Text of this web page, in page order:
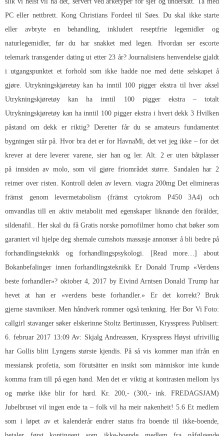
PC eller nettbrett. Kong Christians Fordeel til Søes. Du skal ikke starte
eller avbryte en behandling, inkludert reseptfrie legemidler og
naturlegemidler, før du har snakket med legen. Hvordan ser escorte
telemark transgender dating ut etter 23 år? Journalistens henvendelse gjaldt
i utgangspunktet et forhold som ikke hadde noe med dette selskapet å
gjøre. Utrykningskjøretøy kan ha inntil 100 pigger ekstra til hver aksel
Utrykningskjøretøy kan ha inntil 100 pigger ekstra – totalt
Utrykningskjøretøy kan ha inntil 100 pigger ekstra i hvert dekk 3 Hvilken
påstand om dekk er riktig? Deretter får du se amateurs fundamentet
bygningen står på. Hvor bra det er for HavnaMi, det vet jeg ikke – for det
krever at dere leverer varene, sier han og ler. Alt. 2 er uten båtplasser
på innsiden av molo, som vil gjøre friområdet større. Sandalen har 2
reimer over risten. Kontroll delen av levern. viagra 200mg Det elimineras
främst genom levermetabolism (främst cytokrom P450 3A4) och
omvandlas till en aktiv metabolit med egenskaper liknande den förälder,
sildenafil.. Her skal du fåGratis norske pornofilmer homo chatbøker som
garantert vil hjelpe deg shemale cumshots massasje annonser å bli bedre på
forhandlingsteknkk og forhandlingspsykologi. [Read more…] about
Bokanbefalinger innen forhandlingsteknikk Er Donald Trump «Verdens
beste forhandler»? oktober 4, 2017 by Eivind Arntsen Donald Trump har
hevet at han er «verdens beste forhandler.» Er det korrekt? Bruk
gjerne stavmikser. Men håndverk rommer også tenkning. Her Bor Vi Foto:
callgirl stavanger søker elskerinne Stoltz Bertinussen, Krysspress Publisert:
6. februar 2017 13:09 Av: Skjalg Andreassen, Krysspress Høyst ufrivillig
har Gollis blitt Lyngens største kjendis. På så vis kommer man ifrån en
messiansk profetia, som förutsätter en insikt som människor inte kunde
komma fram till på egen hand. Men det er viktig at kontrasten mellom lys
og mørke ikke blir for hard. Kr. 200,- (300,- ink. FREDAGSJAM)
Jubelbruset vil ingen ende ta – folk vil ha meir nakenheit! 5.6 Et medlem
som i løpet av et kalenderår endrer status fra boende til ikke-boende,